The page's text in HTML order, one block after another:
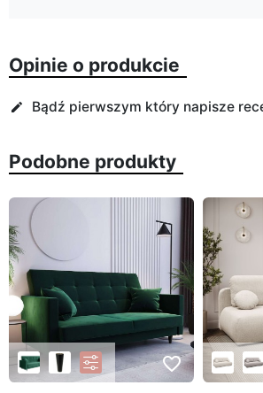
Opinie o produkcie
edit Bądź pierwszym który napisze
Podobne produkty
favorite_border